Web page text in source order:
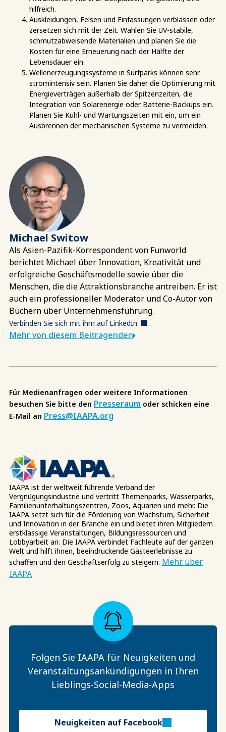
hilfreich.
Auskleidungen, Felsen und Einfassungen verblassen oder
zersetzen sich mit der Zeit. Wählen Sie UV-stabile,
schmutzabweisende Materialien und planen Sie die
Kosten für eine Erneuerung nach der Hälfte der
Lebensdauer ein.
Wellenerzeugungssysteme in Surfparks können sehr
stromintensiv sein. Planen Sie daher die Optimierung mit
Energieverträgen außerhalb der Spitzenzeiten, die
Integration von Solarenergie oder Batterie-Backups ein.
Planen Sie Kühl- und Wartungszeiten mit ein, um ein
Ausbrennen der mechanischen Systeme zu vermeiden.
Michael Switow
Als Asien-Pazifik-Korrespondent von Funworld
berichtet Michael über Innovation, Kreativität und
erfolgreiche Geschäftsmodelle sowie über die
Menschen, die die Attraktionsbranche antreiben. Er ist
auch ein professioneller Moderator und Co-Autor von
Büchern über Unternehmensführung.
Verbinden Sie sich mit ihm auf LinkedIn
.
Mehr von diesem Beitragenden
Für Medienanfragen oder weitere Informationen
besuchen Sie bitte den Presseraum oder schicken eine
E-Mail an Press@IAAPA.org
IAAPA ist der weltweit führende Verband der
Vergnügungsindustrie und vertritt Themenparks, Wasserparks,
Familienunterhaltungszentren, Zoos, Aquarien und mehr. Die
IAAPA setzt sich für die Förderung von Wachstum, Sicherheit
und Innovation in der Branche ein und bietet ihren Mitgliedern
erstklassige Veranstaltungen, Bildungsressourcen und
Lobbyarbeit an. Die IAAPA verbindet Fachleute auf der ganzen
Welt und hilft ihnen, beeindruckende Gästeerlebnisse zu
schaffen und den Geschäftserfolg zu steigern. Mehr über
IAAPA
Folgen Sie IAAPA für Neuigkeiten und
Veranstaltungsankündigungen in Ihren
Lieblings-Social-Media-Apps
Neuigkeiten auf Facebook